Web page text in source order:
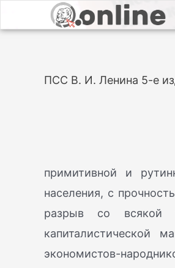
ПСС В. И. Ленина 5-е
примитивной и
населения, с
разрыв со всякой
капиталистической
экономистов-